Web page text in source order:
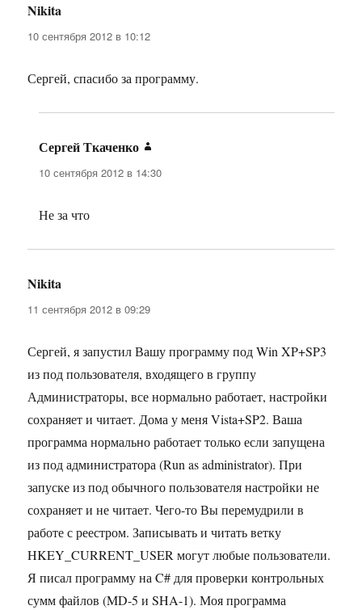
Nikita
10 сентября 2012 в 10:12
Сергей, спасибо за программу.
Сергей Ткаченко
10 сентября 2012 в 14:30
Не за что
Nikita
11 сентября 2012 в 09:29
Сергей, я запустил Вашу программу под Win XP+SP3
из под пользователя, входящего в группу
Администраторы, все нормально работает, настройки
сохраняет и читает. Дома у меня Vista+SP2. Ваша
программа нормально работает только если запущена
из под администратора (Run as administrator). При
запуске из под обычного пользователя настройки не
сохраняет и не читает. Чего-то Вы перемудрили в
работе с реестром. Записывать и читать ветку
HKEY_CURRENT_USER могут любые пользователи.
Я писал программу на C# для проверки контрольных
сумм файлов (MD-5 и SHA-1). Моя программа